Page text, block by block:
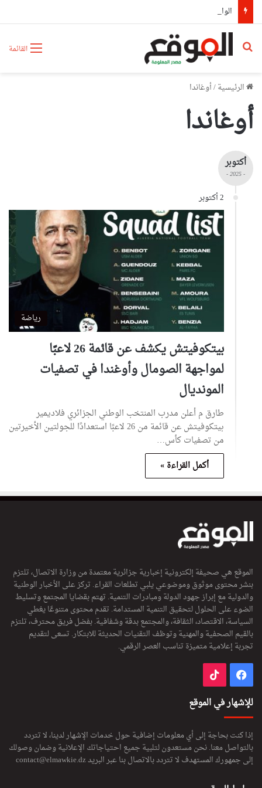
الوادي: وفاة شخص وإصابة 3 آخرين في حادث مرور
القائمة بحث عن
الرئيسية/أوغاندا
أوغاندا
أكتوبر
- 2025 -
2 أكتوبر
رياضة
بيتكوفيتش يكشف عن قائمة 26 لاعبًا
لمواجهة الصومال وأوغندا في تصفيات
المونديال
طارق م أعلن مدرب المنتخب الوطني الجزائري فلاديمير
بيتكوفيتش عن قائمة من 26 لاعبًا استعدادًا للجولتين الأخيرتين
من تصفيات كأس…
أكمل القراءة »
الموقع هي صحيفة إلكترونية إخبارية جزائرية معتمدة من وزارة الاتصال، تلتزم
بنشر محتوى موثوق وموضوعي يلبي تطلعات القراء. تركز على الأخبار الوطنية
والدولية مع إبراز جهود الدولة ومبادرات التنمية. تهتم بقضايا المجتمع وتسليط
الضوء على الحلول لتحقيق التنمية المستدامة. تقدم محتوى متنوعًا يغطي
السياسة، الاقتصاد، الثقافة، والمجتمع بدقة وشفافية. بفضل فريق محترف، تلتزم
بالقيم الصحفية والمهنية وتوظف التقنيات الحديثة للابتكار. تسعى لتقديم
تجربة إعلامية متميزة تناسب العصر الرقمي.
فيسبوك
للإشهار في الموقع
إذا كنت بحاجة إلى أي معلومات إضافية حول خدمات الإشهار لدينا، لا تتردد
بالتواصل معنا. نحن مستعدون لتلبية جميع احتياجاتك الإعلانية وضمان وصولك
إلى جمهورك المستهدف لا تتردد بالاتصال بنا عبر البريدcontact@elmawkie.dz